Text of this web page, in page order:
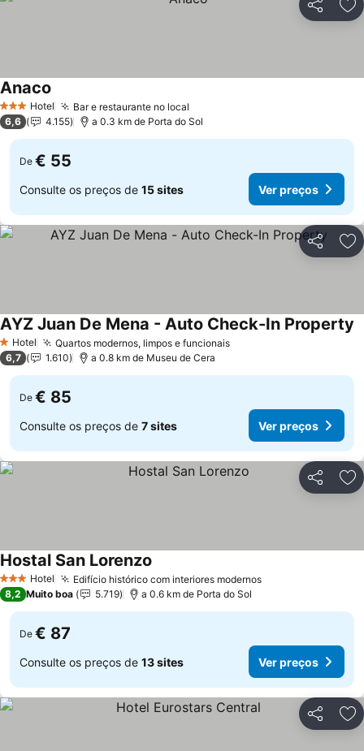
Partilhar
3 EstrelasHotel Bar e restaurante no local
Anaco
6,6 4.155 a 0.3 km de Porta do Sol
De € 55
Consulte os preços de 15 sites Ver preços
Partilhar
1 Estrelas
Hotel Quartos modernos, limpos e funcionais
AYZ Juan De Mena - Auto Check-In Property
6,7 1.610 a 0.8 km de Museu de Cera
De € 85
Consulte os preços de 7 sites Ver preços
Partilhar
3 EstrelasHotel Edifício histórico com interiores modernos
Hostal San Lorenzo
8,2 Muito boa 5.719 a 0.6 km de Porta do Sol
De € 87
Consulte os preços de 13 sites Ver preços
Partilhar